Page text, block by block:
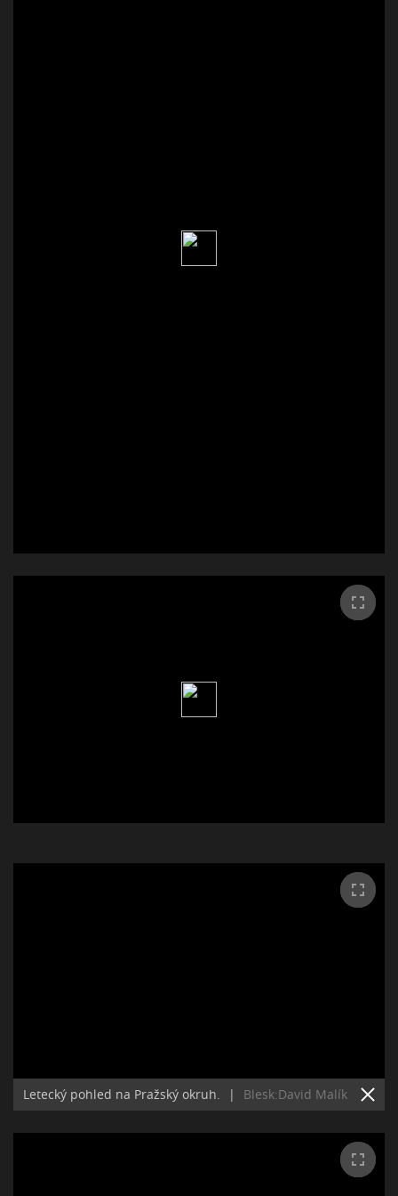
Letecký pohled na Pražský okruh. | Blesk:David Malík